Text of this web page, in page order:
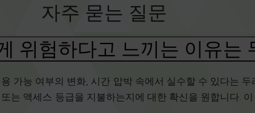
자주 묻는 질문
위험하다고 느끼는 이유는
가능 여부의 변화, 시간 압박 속에서 실수할 수 있다는
는 액세스 등급을 지불하는지에 대한 확신을 원합니다.